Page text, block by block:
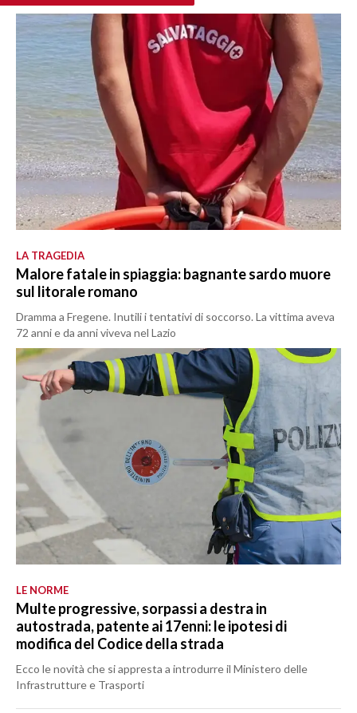
LA TRAGEDIA
Malore fatale in spiaggia: bagnante sardo muore
sul litorale romano
Dramma a Fregene. Inutili i tentativi di soccorso. La vittima aveva
72 anni e da anni viveva nel Lazio
LE NORME
Multe progressive, sorpassi a destra in
autostrada, patente ai 17enni: le ipotesi di
modifica del Codice della strada
Ecco le novità che si appresta a introdurre il Ministero delle
Infrastrutture e Trasporti